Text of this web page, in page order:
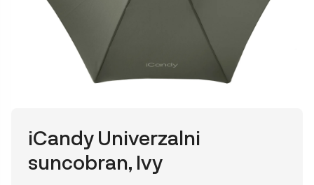
iCandy Univerzalni
suncobran, Ivy